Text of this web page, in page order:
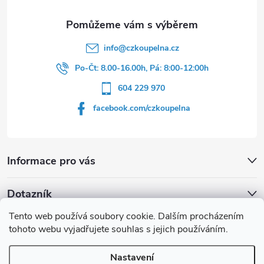
Tento web používá soubory cookie. Dalším procházením
tohoto webu vyjadřujete souhlas s jejich používáním.
Nastavení
Informace pro vás
info@czkoupelna.cz
Po-Čt: 8.00-16.00h, Pá: 8:00-12:00h
604 229 970
facebook.com/czkoupelna
Dotazník
Líbí se vám u sprchového koutu rám barvě
Počet hlasů: